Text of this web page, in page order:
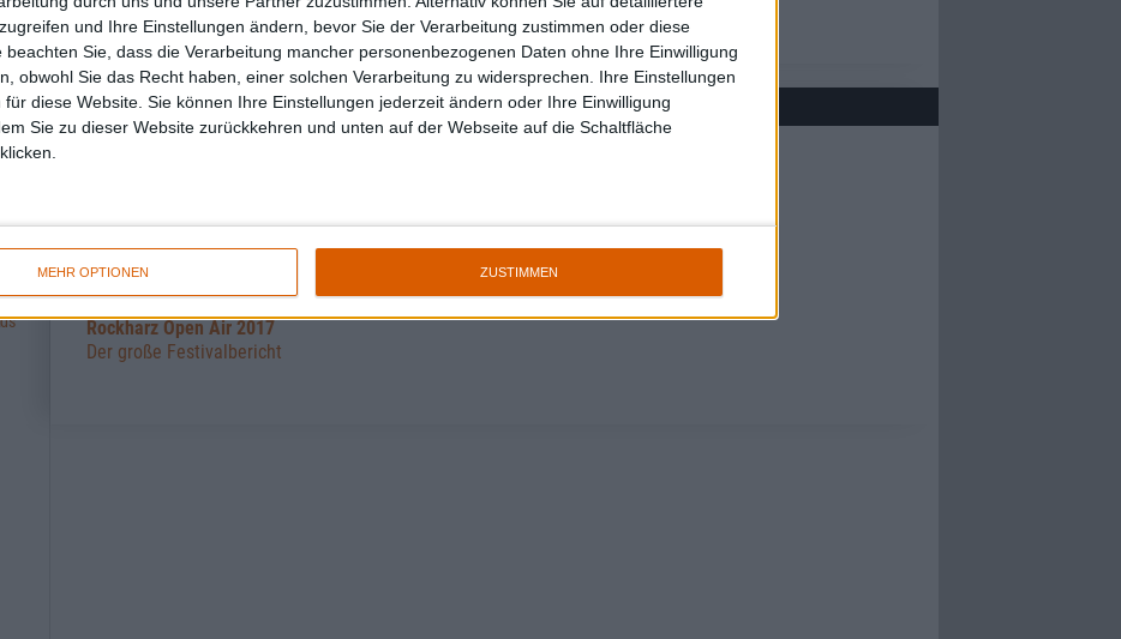
und Ihre Einstellungen ändern, bevor Sie der Verarbeitung zustimmen oder diese
beachten Sie, dass die Verarbeitung mancher personenbezogenen Daten ohne Ihre Einwilligung
obwohl Sie das Recht haben, einer solchen Verarbeitung zu widersprechen. Ihre Einstellungen
für diese Website. Sie können Ihre Einstellungen jederzeit ändern oder Ihre Einwilligung
Sie zu dieser Website zurückkehren und unten auf der Webseite auf die Schaltfläche
MEHR OPTIONEN ZUSTIMMEN
Konzertberichte mit Serum 114
Konzertbericht
Rockharz Open Air 2017
Der große Festivalbericht